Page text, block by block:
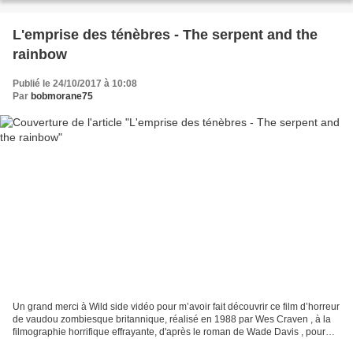
L'emprise des ténèbres - The serpent and the
rainbow
Publié le 24/10/2017 à 10:08
Par bobmorane75
Un grand merci à Wild side vidéo pour m’avoir fait découvrir ce film d’horreur
de vaudou zombiesque britannique, réalisé en 1988 par Wes Craven , à la
filmographie horrifique effrayante, d'après le roman de Wade Davis , pour